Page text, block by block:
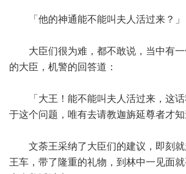
「他的神通能不能叫夫人活过来？」
大臣们很为难，都不敢说，当中有一
的大臣，机警的回答道：
「大王！能不能叫夫人活过来，这话
于这个问题，唯有去请教迦旃延尊者才知
文荼王采纳了大臣们的建议，即刻就
王车，带了隆重的礼物，到林中一见面